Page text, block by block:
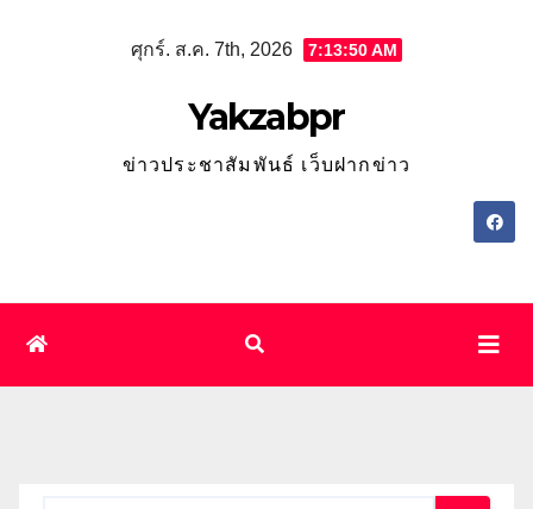
ศุกร์. ส.ค. 7th, 2026 7:13:51 AM
Yakzabpr
ข่าวประชาสัมพันธ์ เว็บฝากข่าว